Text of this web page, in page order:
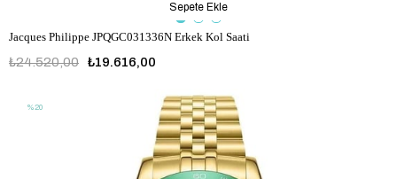
Jacques Philippe JPQGC031336N Erkek Kol Saati
₺19.616,00
₺24.520,00
Sepete Ekle
%20